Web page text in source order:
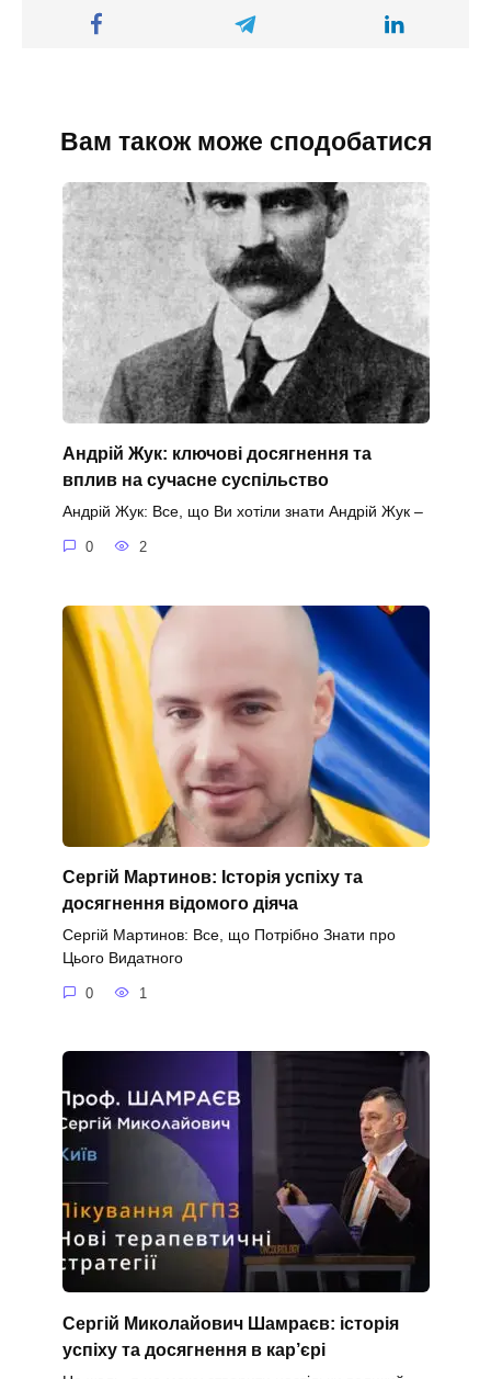
Вам також може сподобатися
Андрій Жук: ключові досягнення та
вплив на сучасне суспільство
Андрій Жук: Все, що Ви хотіли знати Андрій Жук –
0 2
Сергій Мартинов: Історія успіху та
досягнення відомого діяча
Сергій Мартинов: Все, що Потрібно Знати про
Цього Видатного
0 1
Сергій Миколайович Шамраєв: історія
успіху та досягнення в кар’єрі